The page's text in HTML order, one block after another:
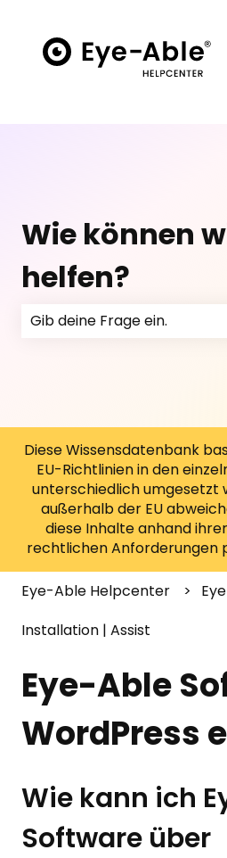
Wie können
helfen?
Diese Wissensdatenbank
EU-Richtlinien in den
unterschiedlich umgesetzt
außerhalb der EU
diese Inhalte anhand
rechtlichen Anforderungen
Eye-Able Helpcenter
Installation | Assist
Eye-Able
WordPress
Wie kann ich
Software über